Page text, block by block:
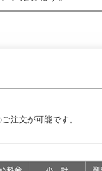
注文が可能です。